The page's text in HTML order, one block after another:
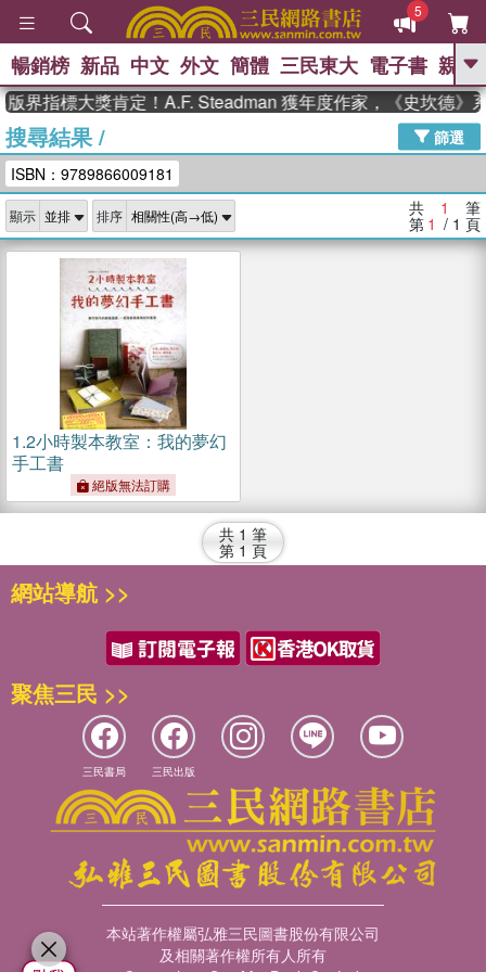
5
GO
The Odyssey 、
父親節 、 如果歷史是一群喵 、 暑期
念華 、 台灣的李登輝時代 、 數學女
孩：黎曼猜想
偉大的迷走神經
暢銷榜 新品 中文 外文 簡體 三民東大 電子書 親子
界指標大獎肯定！A.F. Steadman 獲年度作家，《史坎德》
搜尋結果/
篩選
ISBN：9789866009181
顯示 排序 共 1 筆
第 1 / 1 頁
1.2小時製本教室：我的夢幻
手工書
絕版無法訂購
共 1 筆
第 1 頁
網站導航 >>
聚焦三民 >>
三民書局 三民出版
本站著作權屬弘雅三民圖書股份有限公司
及相關著作權所有人所有